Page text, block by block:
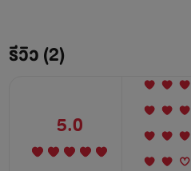
รีวิว (2)
5.0